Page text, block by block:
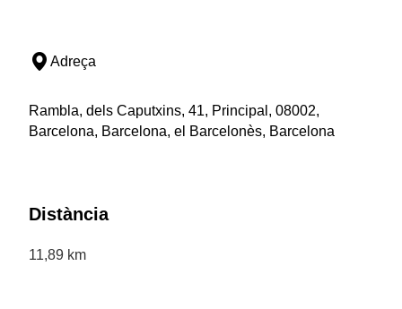
Adreça
Rambla, dels Caputxins, 41, Principal, 08002,
Barcelona, Barcelona, el Barcelonès, Barcelona
Distància
11,89 km